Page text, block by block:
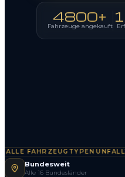
4800+
Fahrzeuge angekauft
FAHRZEUGTYPEN·
Bundesweit
Alle 16 Bundesländer